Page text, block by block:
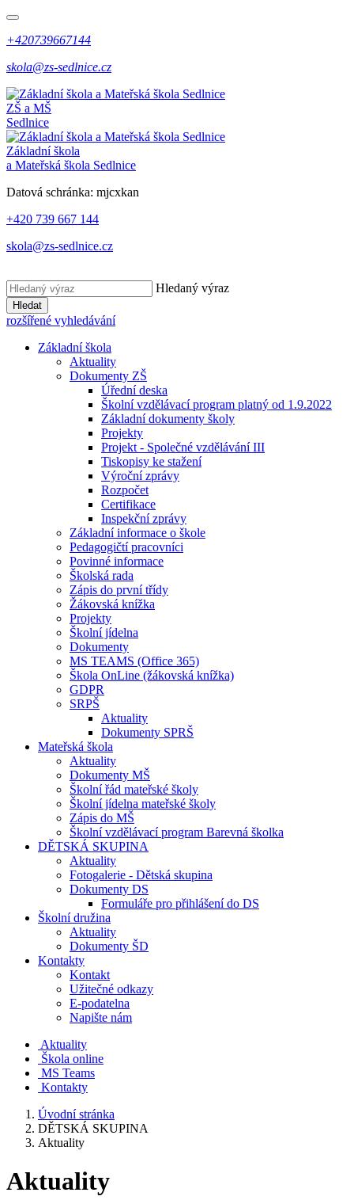
+420739667144
skola@zs-sedlnice.cz
ZŠ a MŠ
Sedlnice
Základní škola
a Mateřská škola Sedlnice
Datová schránka: mjcxkan
+420 739 667 144
skola@zs-sedlnice.cz
Hledaný výraz
Hledat
rozšířené vyhledávání
Základní škola
Aktuality
Dokumenty ZŠ
Úřední deska
Školní vzdělávací program platný od 1.9.2022
Základní dokumenty školy
Projekty
Projekt - Společné vzdělávání III
Tiskopisy ke stažení
Výroční zprávy
Rozpočet
Certifikace
Inspekční zprávy
Základní informace o škole
Pedagogičtí pracovníci
Povinné informace
Školská rada
Zápis do první třídy
Žákovská knížka
Projekty
Školní jídelna
Dokumenty
MS TEAMS (Office 365)
Škola OnLine (žákovská knížka)
GDPR
SRPŠ
Aktuality
Dokumenty SPRŠ
Mateřská škola
Aktuality
Dokumenty MŠ
Školní řád mateřské školy
Školní jídelna mateřské školy
Zápis do MŠ
Školní vzdělávací program Barevná školka
DĚTSKÁ SKUPINA
Aktuality
Fotogalerie - Dětská skupina
Dokumenty DS
Formuláře pro přihlášení do DS
Školní družina
Aktuality
Dokumenty ŠD
Kontakty
Kontakt
Užitečné odkazy
E-podatelna
Napište nám
Aktuality
Škola online
MS Teams
Kontakty
Úvodní stránka
DĚTSKÁ SKUPINA
Aktuality
Aktuality